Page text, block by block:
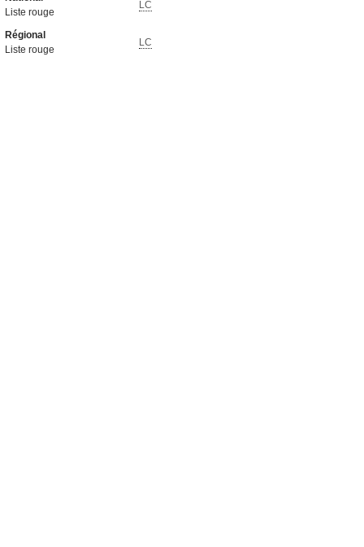
Liste rouge
LC
Régional
Liste rouge
LC